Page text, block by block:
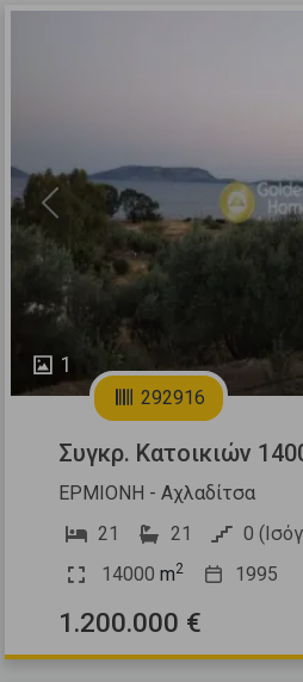
1
Previous
292916
Συγκρ. Κατοικιών
ΕΡΜΙΟΝΗ - Αχλαδίτσα
21
21 0
14000 m2 1995
1.200.000 €